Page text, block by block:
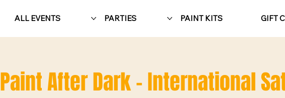
ALL EVENTS PARTIES PAINT KITS GIFT
Paint After Dark - International